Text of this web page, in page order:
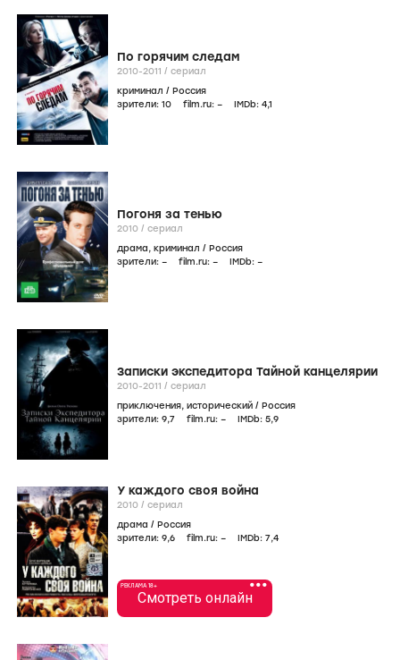
По горячим следам
2010-2011 / сериал
криминал / Россия
зрители: 10 film.ru: – IMDb: 4,1
Погоня за тенью
2010 / сериал
драма, криминал / Россия
зрители: – film.ru: – IMDb: –
Записки экспедитора Тайной канцелярии
2010-2011 / сериал
приключения, исторический / Россия
зрители: 9,7 film.ru: – IMDb: 5,9
У каждого своя война
2010 / сериал
драма / Россия
зрители: 9,6 film.ru: – IMDb: 7,4
•••
РЕКЛАМА 18+
Смотреть онлайн